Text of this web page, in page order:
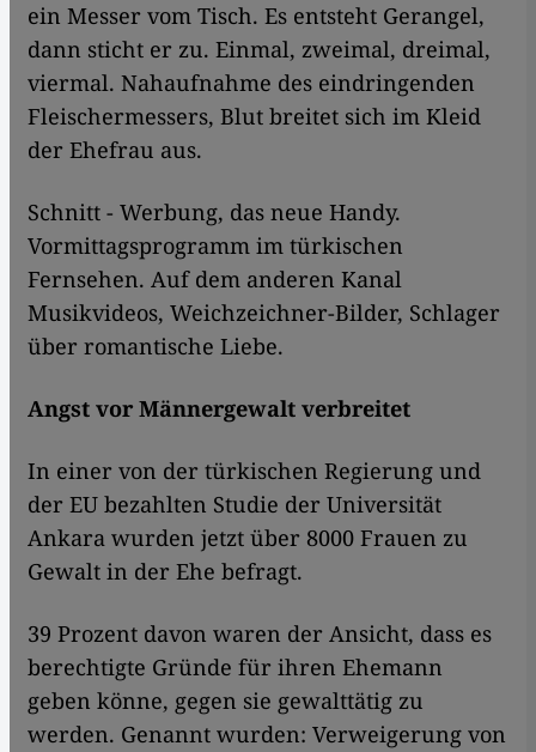
ein Messer vom Tisch. Es entsteht Gerangel,
dann sticht er zu. Einmal, zweimal, dreimal,
viermal. Nahaufnahme des eindringenden
Fleischermessers, Blut breitet sich im Kleid
der Ehefrau aus.
Schnitt - Werbung, das neue Handy.
Vormittagsprogramm im türkischen
Fernsehen. Auf dem anderen Kanal
Musikvideos, Weichzeichner-Bilder, Schlager
über romantische Liebe.
Angst vor Männergewalt verbreitet
In einer von der türkischen Regierung und
der EU bezahlten Studie der Universität
Ankara wurden jetzt über 8000 Frauen zu
Gewalt in der Ehe befragt.
39 Prozent davon waren der Ansicht, dass es
berechtigte Gründe für ihren Ehemann
geben könne, gegen sie gewalttätig zu
werden. Genannt wurden: Verweigerung von